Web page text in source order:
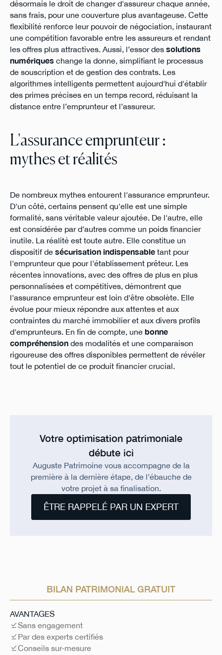
désormais le droit de changer d'assureur chaque année,
sans frais, pour une couverture plus avantageuse. Cette
flexibilité renforce leur pouvoir de négociation, instaurant
une compétition favorable entre les assureurs et rendant
les offres plus attractives. Aussi, l’essor des solutions
numériques change la donne, simplifiant le processus
de souscription et de gestion des contrats. Les
algorithmes intelligents permettent aujourd'hui d'établir
des primes précises en un temps record, réduisant la
distance entre l’emprunteur et l’assureur.
L'assurance emprunteur :
mythes et réalités
De nombreux mythes entourent l'assurance emprunteur.
D'un côté, certains pensent qu'elle est une simple
formalité, sans véritable valeur ajoutée. De l'autre, elle
est considérée par d'autres comme un poids financier
inutile. La réalité est toute autre. Elle constitue un
dispositif de sécurisation indispensabletant pour
l'emprunteur que pour l'établissement prêteur. Les
récentes innovations, avec des offres de plus en plus
personnalisées et compétitives, démontrent que
l'assurance emprunteur est loin d'être obsolète. Elle
évolue pour mieux répondre aux attentes et aux
contraintes du marché immobilier et aux divers profils
d'emprunteurs. En fin de compte, une bonne
compréhensiondes modalités et une comparaison
rigoureuse des offres disponibles permettent de révéler
tout le potentiel de ce produit financier crucial.
Votre optimisation patrimoniale
débute ici
Auguste Patrimoine vous accompagne de la
première à la dernière étape, de l’ébauche de
votre projet à sa finalisation.
ÊTRE RAPPELÉ PAR UN EXPERT
BILAN PATRIMONIAL GRATUIT
AVANTAGES
Sans engagement
Par des experts certifiés
Conseils sur-mesure